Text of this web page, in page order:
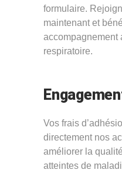
formulaire.
maintenant et
accompagnement
respiratoire.
Vos frais
directement nos
améliorer la
atteintes de